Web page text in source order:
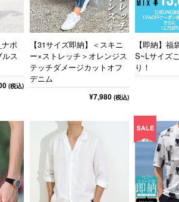
ナポ
ルス
(税込)
【31サイズ即納】＜スキニ
ー×ストレッチ＞オレンジス
テッチダメージカットオフ
デニム
¥7,980(税込)
【即納】福
S~Lサイズ
り！